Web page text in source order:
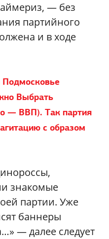
— без
партийного
и в ходе
Выбрать
— ВВП). Так партия
с образом
знакомые
партии. Уже
баннеры
— далее следует